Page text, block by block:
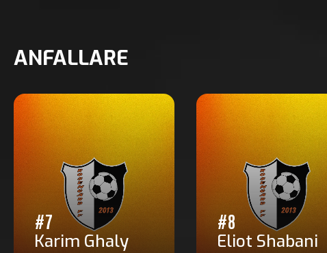
ANFALLARE
#7
Karim Ghaly
#8
Eliot Shabani